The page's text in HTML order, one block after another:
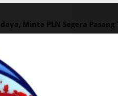
Minta PLN Segera Pasang